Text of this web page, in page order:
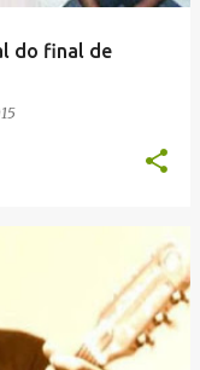
do final de